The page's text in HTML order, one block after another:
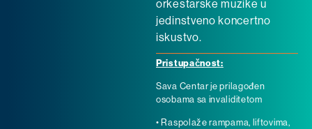
orkestarske muzike u
jedinstveno koncertno
iskustvo.
Pristupačnost:
Sava Centar je prilagođen
osobama sa invaliditetom
• Raspolaže rampama, liftovima,